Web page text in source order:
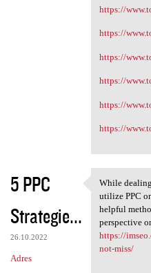
https://
https://
https://
https://
https://
https://
5 PPC
Strategie...
26.10.2022
Adres
While
While
utilize PPC
helpful
perspective
https://
not-miss/